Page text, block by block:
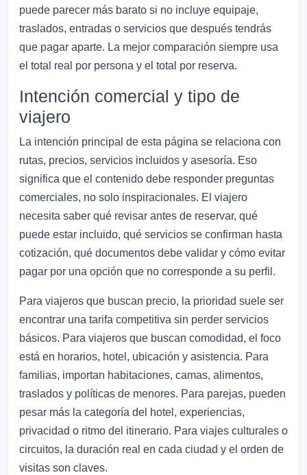
puede parecer más barato si no incluye equipaje,
traslados, entradas o servicios que después tendrás
que pagar aparte. La mejor comparación siempre usa
el total real por persona y el total por reserva.
Intención comercial y tipo de
viajero
La intención principal de esta página se relaciona con
rutas, precios, servicios incluidos y asesoría. Eso
significa que el contenido debe responder preguntas
comerciales, no solo inspiracionales. El viajero
necesita saber qué revisar antes de reservar, qué
puede estar incluido, qué servicios se confirman hasta
cotización, qué documentos debe validar y cómo evitar
pagar por una opción que no corresponde a su perfil.
Para viajeros que buscan precio, la prioridad suele ser
encontrar una tarifa competitiva sin perder servicios
básicos. Para viajeros que buscan comodidad, el foco
está en horarios, hotel, ubicación y asistencia. Para
familias, importan habitaciones, camas, alimentos,
traslados y políticas de menores. Para parejas, pueden
pesar más la categoría del hotel, experiencias,
privacidad o ritmo del itinerario. Para viajes culturales o
circuitos, la duración real en cada ciudad y el orden de
visitas son claves.